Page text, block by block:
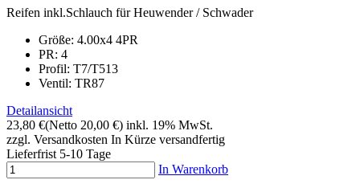
Reifen inkl.Schlauch für Heuwender / Schwader
Größe: 4.00x4 4PR
PR: 4
Profil: T7/T513
Ventil: TR87
Detailansicht
23,80 €(Netto 20,00 €) inkl. 19% MwSt.
zzgl. Versandkosten In Kürze versandfertig
Lieferfrist 5-10 Tage
In Warenkorb